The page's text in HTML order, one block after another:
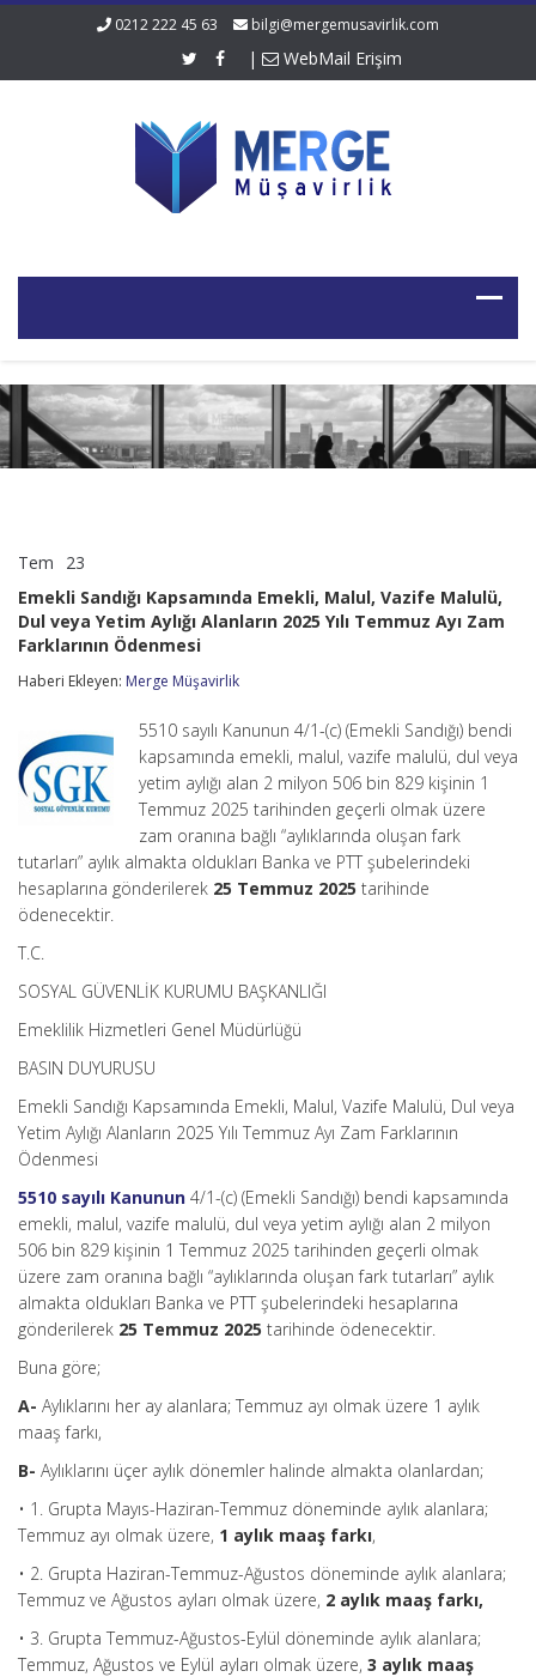
0212 222 45 63 bilgi@mergemusavirlik.com
| WebMail Erişim
Tem 23
Kapsamında
Emekli,
Malul,
Malulü,
veya
Yetim
Aylığı
Alanların
2025
Temmuz
Ayı
Zam
Emekli Sandığı Kapsamında Emekli, Malul, Vazife Malulü,
Dul veya Yetim Aylığı Alanların 2025 Yılı Temmuz Ayı Zam
Farklarının Ödenmesi
Haberi Ekleyen: Merge Müşavirlik
5510 sayılı Kanunun 4/1-(c) (Emekli Sandığı) bendi
kapsamında emekli, malul, vazife malulü, dul veya
yetim aylığı alan 2 milyon 506 bin 829 kişinin 1
Temmuz 2025 tarihinden geçerli olmak üzere
zam oranına bağlı “aylıklarında oluşan fark
tutarları” aylık almakta oldukları Banka ve PTT şubelerindeki
hesaplarına gönderilerek 25 Temmuz 2025 tarihinde
ödenecektir.
T.C.
SOSYAL GÜVENLİK KURUMU BAŞKANLIĞI
Emeklilik Hizmetleri Genel Müdürlüğü
BASIN DUYURUSU
Emekli Sandığı Kapsamında Emekli, Malul, Vazife Malulü, Dul veya
Yetim Aylığı Alanların 2025 Yılı Temmuz Ayı Zam Farklarının
Ödenmesi
5510 sayılı Kanunun 4/1-(c) (Emekli Sandığı) bendi kapsamında
emekli, malul, vazife malulü, dul veya yetim aylığı alan 2 milyon
506 bin 829 kişinin 1 Temmuz 2025 tarihinden geçerli olmak
üzere zam oranına bağlı “aylıklarında oluşan fark tutarları” aylık
almakta oldukları Banka ve PTT şubelerindeki hesaplarına
gönderilerek 25 Temmuz 2025 tarihinde ödenecektir.
Buna göre;
A- Aylıklarını her ay alanlara; Temmuz ayı olmak üzere 1 aylık
maaş farkı,
B- Aylıklarını üçer aylık dönemler halinde almakta olanlardan;
• 1. Grupta Mayıs-Haziran-Temmuz döneminde aylık alanlara;
Temmuz ayı olmak üzere, 1 aylık maaş farkı,
• 2. Grupta Haziran-Temmuz-Ağustos döneminde aylık alanlara;
Temmuz ve Ağustos ayları olmak üzere, 2 aylık maaş farkı,
• 3. Grupta Temmuz-Ağustos-Eylül döneminde aylık alanlara;
Temmuz, Ağustos ve Eylül ayları olmak üzere, 3 aylık maaş